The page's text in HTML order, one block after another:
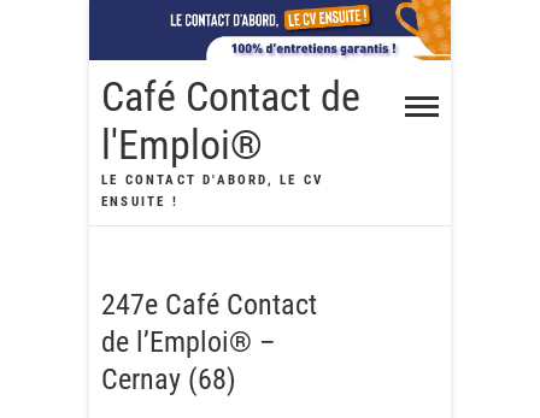
content
Café Contact de
l'Emploi®
LE CONTACT D'ABORD, LE CV
ENSUITE !
247e Café Contact
de l’Emploi® –
Cernay (68)